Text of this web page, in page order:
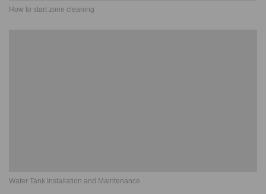
How to start zone cleaning
Water Tank Installation and Maintenance